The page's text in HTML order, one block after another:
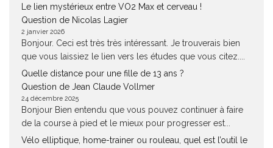
Le lien mystérieux entre VO2 Max et cerveau !
Question de Nicolas Lagier
2 janvier 2026
Bonjour. Ceci est très très intéressant. Je trouverais bien
que vous laissiez le lien vers les études que vous citez....
Quelle distance pour une fille de 13 ans ?
Question de Jean Claude Vollmer
24 décembre 2025
Bonjour Bien entendu que vous pouvez continuer à faire
de la course à pied et le mieux pour progresser est...
Vélo elliptique, home-trainer ou rouleau, quel est l’outil le